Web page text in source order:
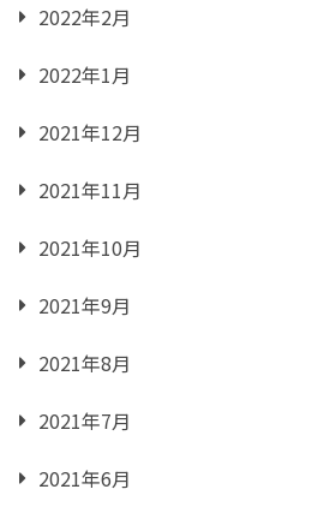
2022年2月
2022年1月
2021年12月
2021年11月
2021年10月
2021年9月
2021年8月
2021年7月
2021年6月